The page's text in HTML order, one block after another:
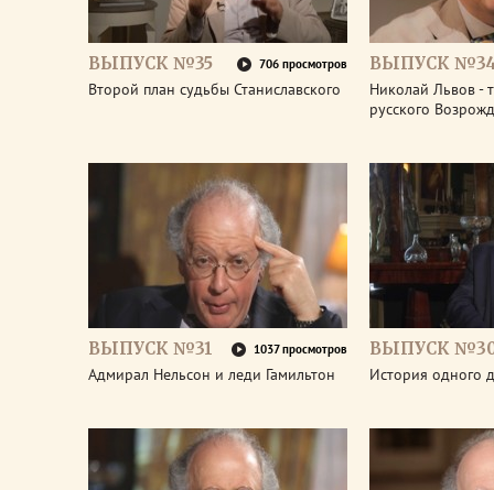
ВЫПУСК №35 706 просмотров
Второй план судьбы Станиславского
ВЫПУСК
Николай Львов -
русского
ВЫПУСК №31 1037 просмотров
Адмирал Нельсон и леди Гамильтон
ВЫПУСК
История одного